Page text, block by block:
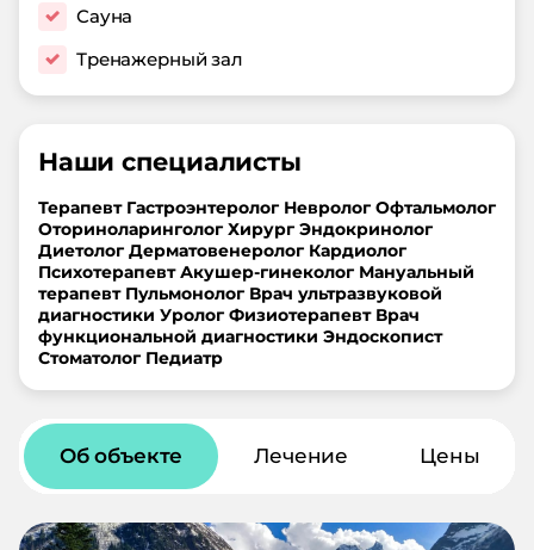
Сауна
Тренажерный зал
Наши специалисты
Терапевт Гастроэнтеролог Невролог Офтальмолог
Оториноларинголог Хирург Эндокринолог
Диетолог Дерматовенеролог Кардиолог
Психотерапевт Акушер-гинеколог Мануальный
терапевт Пульмонолог Врач ультразвуковой
диагностики Уролог Физиотерапевт Врач
функциональной диагностики Эндоскопист
Стоматолог Педиатр
Об объекте Лечение Цены